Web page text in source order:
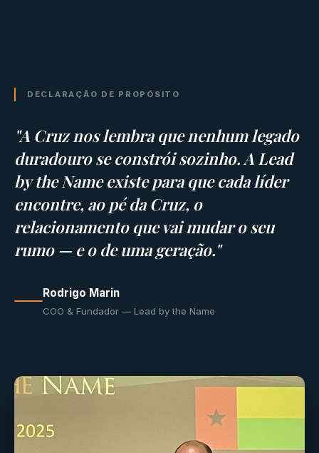
DECLARAÇÃO DE PROPÓSITO
"A Cruz nos lembra que nenhum legado
duradouro se constrói sozinho. A Lead
by the Name existe para que cada líder
encontre, ao pé da Cruz, o
relacionamento que vai mudar o seu
rumo — e o de uma geração."
Rodrigo Marin
COO & Fundador — Lead by the Name